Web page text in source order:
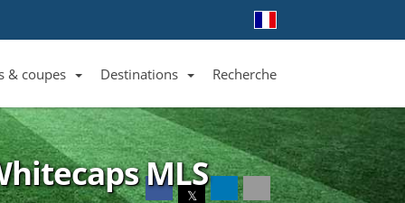
Liste des clubs et équipes
& coupes
Liste des ligues et coupes
Destinations
Toutes les destinations
Recherche
MLS
𝕏